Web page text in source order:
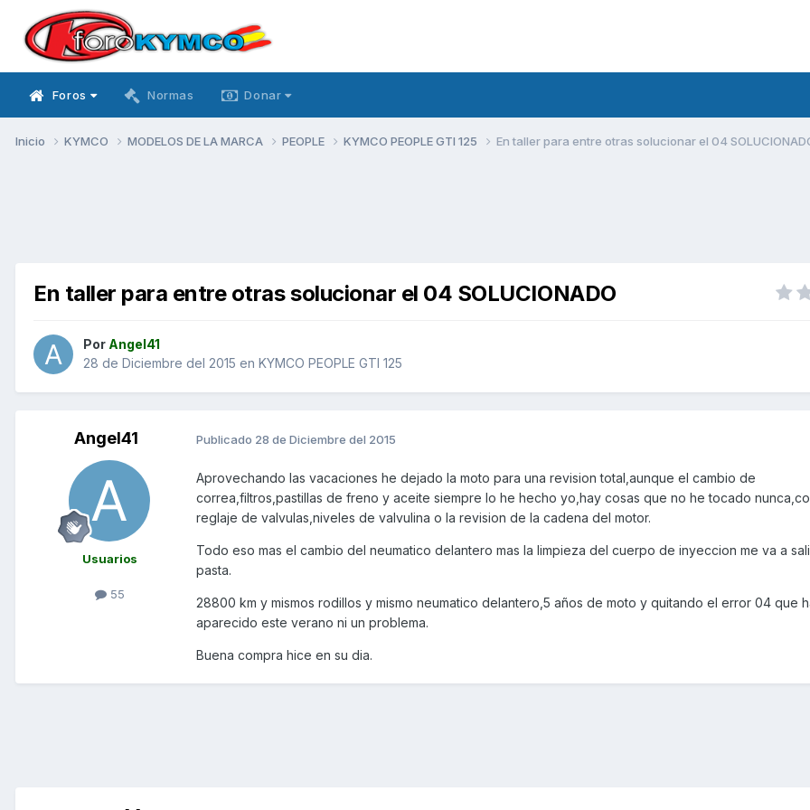
Foros Normas Donar
Inicio KYMCO MODELOS DE LA MARCA PEOPLE KYMCO PEOPLE GTI 125 En taller para entre otras solucionar el 04
En taller para entre otras solucionar el 04 SOLUCIONADO
Por Angel41
28 de Diciembre del 2015 en KYMCO PEOPLE GTI 125
Angel41
Usuarios
55
Publicado 28 de Diciembre del 2015
Aprovechando las vacaciones he dejado la moto para una revision total,aunque el cambio de
correa,filtros,pastillas de freno y aceite siempre lo he hecho yo,hay cosas que no he tocado
reglaje de valvulas,niveles de valvulina o la revision de la cadena del motor.
Todo eso mas el cambio del neumatico delantero mas la limpieza del cuerpo de inyeccion me va a
pasta.
28800 km y mismos rodillos y mismo neumatico delantero,5 años de moto y quitando el error 04 que
aparecido este verano ni un problema.
Buena compra hice en su dia.